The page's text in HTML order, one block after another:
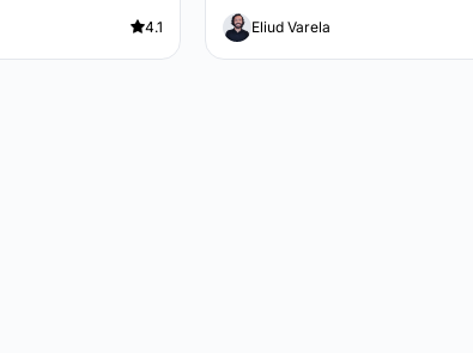
4.1 Eliud Varela